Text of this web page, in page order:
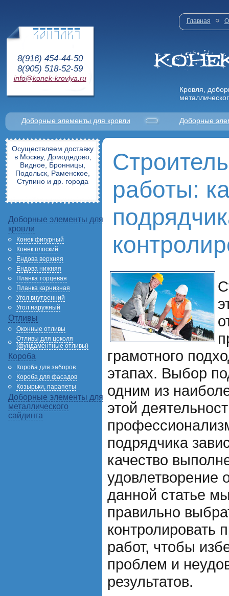
8(916) 454-44-50
8(905) 518-52-59
info@konek-krovlya.ru
Главная О
Кровля,
Доборные элементы для кровли Доборные
Осуществляем доставку
в Москву, Домодедово,
Видное, Бронницы,
Подольск, Раменское,
Ступино и др. города
Доборные элементы для
кровли
Конек фигурный
Конек плоский
Ендова верхняя
Ендова нижняя
Планка торцевая
Планка карнизная
Угол внутренний
Угол наружный
Отливы
Оконные отливы
Отливы для цоколя
(фундаментные отливы)
Короба
Короба для заборов
Короба для фасадов
Козырьки, парапеты
Доборные элементы для
металлического
сайдинга
работы:
грамотного
этапах. Выбор
одним из
этой
подрядчика
качество
удовлетворение
данной статье
правильно
контролировать
работ, чтобы
проблем и
результатов.